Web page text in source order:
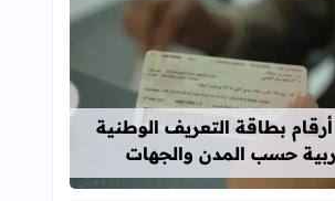
قراءة المزيد عن أحرف و أرقام
بطاقة التعريف الوطنية
حسب المدن والجهات